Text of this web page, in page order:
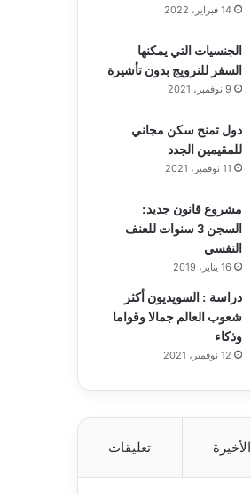
14 فبراير، 2022
الجنسيات التي يمكنها
السفر للنرويج بدون تأشيرة
9 نوفمبر، 2021
دول تمنح سكن مجاني
للمقيمين الجدد
11 نوفمبر، 2021
مشروع قانون جديد:
السجن 3 سنوات للعنف
النفسي
16 يناير، 2019
دراسة : السويديون أكثر
شعوب العالم جمالا وقواما
وذكاء
12 نوفمبر، 2021
الأخيرة تعليقات